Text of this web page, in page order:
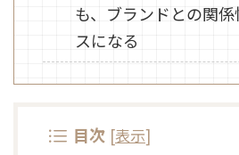
も、ブランドとの関
スになる
目次 [表示]